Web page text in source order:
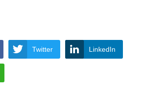
Twitter LinkedIn